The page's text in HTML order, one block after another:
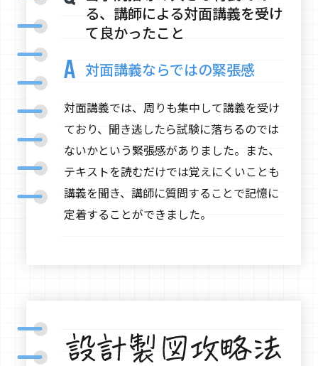
る、講師による対面講義を受け
て良かったこと
対面講義ならではの緊張感
対面講義では、周りも集中して講義を受け
ており、聞き逃したら試験に落ちるのでは
ないかという緊張感がありました。また、
テキストを読むだけでは覚えにくいことも
講義を聞き、講師に質問することで記憶に
定着することができました。